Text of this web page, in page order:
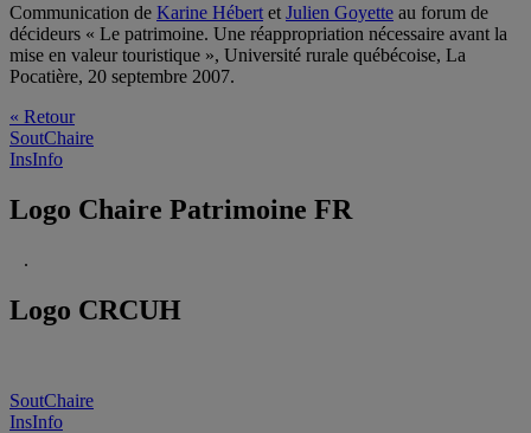
Communication de Karine Hébert et Julien Goyette au forum de
décideurs « Le patrimoine. Une réappropriation nécessaire avant la
mise en valeur touristique », Université rurale québécoise, La
Pocatière, 20 septembre 2007.
« Retour
SoutChaire
InsInfo
Logo Chaire Patrimoine FR
.
Logo CRCUH
SoutChaire
InsInfo